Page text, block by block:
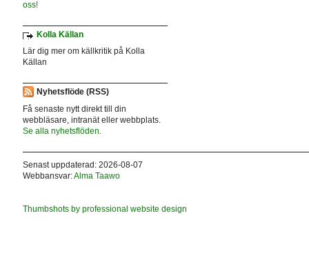
oss!
Kolla Källan
Lär dig mer om källkritik på Kolla
Källan
Nyhetsflöde (RSS)
Få senaste nytt direkt till din
webbläsare, intranät eller webbplats.
Se alla nyhetsflöden.
Senast uppdaterad: 2026-08-07
Webbansvar:Alma Taawo
Thumbshots by professional website design